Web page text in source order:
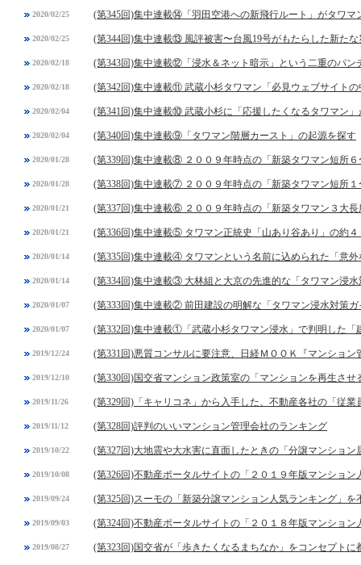
2020/02/25 (第345回)集中連載⑭「羽田空港への新飛行ルート」がタワマ
2020/02/25 (第344回)集中連載⑬ 風評被害〜台風19号がもたらした新たな
2020/02/18 (第343回)集中連載⑫「浸水＆ネット暗示」という二重のパン
2020/02/18 (第342回)集中連載⑪ 武蔵小杉タワマン「必見ウェブサイトの
2020/02/04 (第341回)集中連載⑩ 武蔵小杉に「応援したくなるタワマン」
2020/02/04 (第340回)集中連載⑨「タワマン階層カースト」の起源を探す
2020/01/28 (第339回)集中連載⑧ ２００９年時点の「新築タワマン短所
2020/01/28 (第338回)集中連載⑦ ２００９年時点の「新築タワマン短所
2020/01/21 (第337回)集中連載⑥ ２００９年時点の「新築タワマン３大長
2020/01/21 (第336回)集中連載⑤ タワマン正統史「山あり谷あり」の約４
2020/01/14 (第335回)集中連載④ タワマンという名前に込められた「意外
2020/01/14 (第334回)集中連載③ 大林組と大京の先進的な「タワマン浸
2020/01/07 (第333回)集中連載② 前田建設の明解な「タワマン浸水対策
2020/01/07 (第332回)集中連載①「武蔵小杉タワマン浸水」で判明した「
2019/12/24 (第331回)悪質コンサルに要注意、日経ＭＯＯＫ『マンション
2019/12/10 (第330回)国交省マンション政策室の「マンションを再生させ
2019/11/26 (第329回)「キャリコネ」から入手した、不動産各社の「従業
2019/11/12 (第328回)評判のいいマンション管理会社のランキング
2019/10/22 (第327回)大地震や大水害に直面したときの「分譲マンション
2019/10/08 (第326回)不動産ポータルサイトの「２０１９年版マンショ
2019/09/24 (第325回)スーモの「新築分譲マンション人気ランキング」
2019/09/03 (第324回)不動産ポータルサイトの「２０１８年版マンショ
2019/08/27 (第323回)国交省が「歩きたくなるまちなか」をコンセプトに